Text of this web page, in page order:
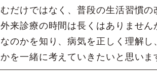
むだけではなく、普段の生活習慣の
外来診療の時間は長くはありませ
なのかを知り、病気を正しく理解
かを一緒に考えていきたいと思いま